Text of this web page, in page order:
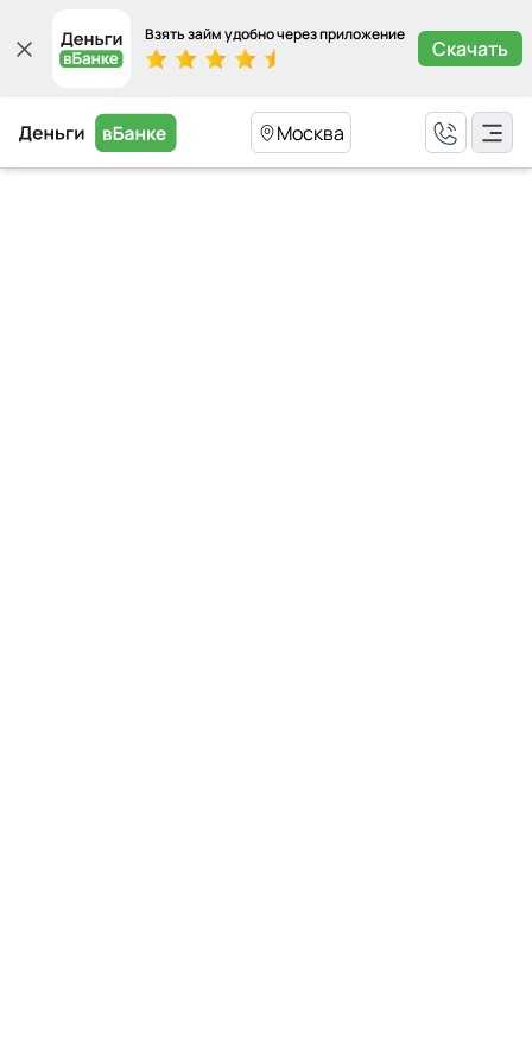
Взять займ удобно через приложение
Скачать
Москва